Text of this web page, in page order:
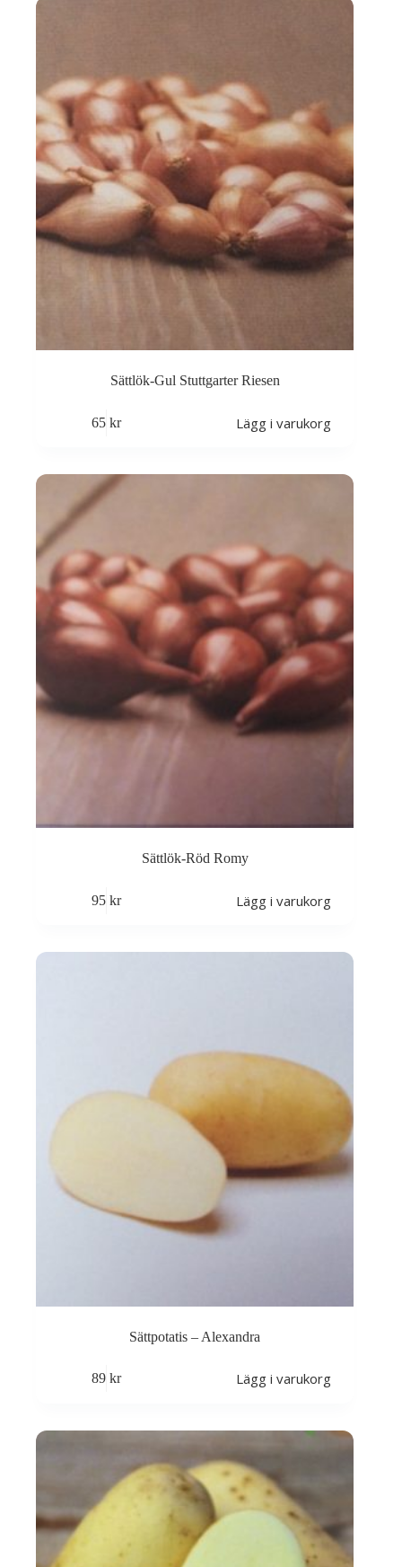
Sättlök-Gul Stuttgarter Riesen
65kr Lägg i varukorg
Sättlök-Röd Romy
95kr Lägg i varukorg
Sättpotatis – Alexandra
89kr Lägg i varukorg